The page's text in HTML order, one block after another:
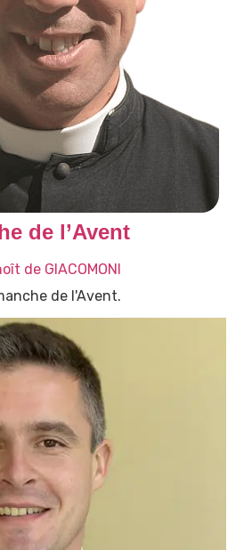
de l’Avent
de GIACOMONI
de l'Avent.